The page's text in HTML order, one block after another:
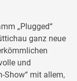
„Plugged“
ganz neue
und
Show“ mit allem,